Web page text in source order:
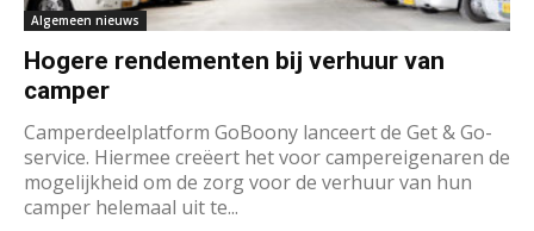
Algemeen nieuws
Hogere rendementen bij verhuur van
camper
Camperdeelplatform GoBoony lanceert de Get & Go-
service. Hiermee creëert het voor campereigenaren de
mogelijkheid om de zorg voor de verhuur van hun
camper helemaal uit te...